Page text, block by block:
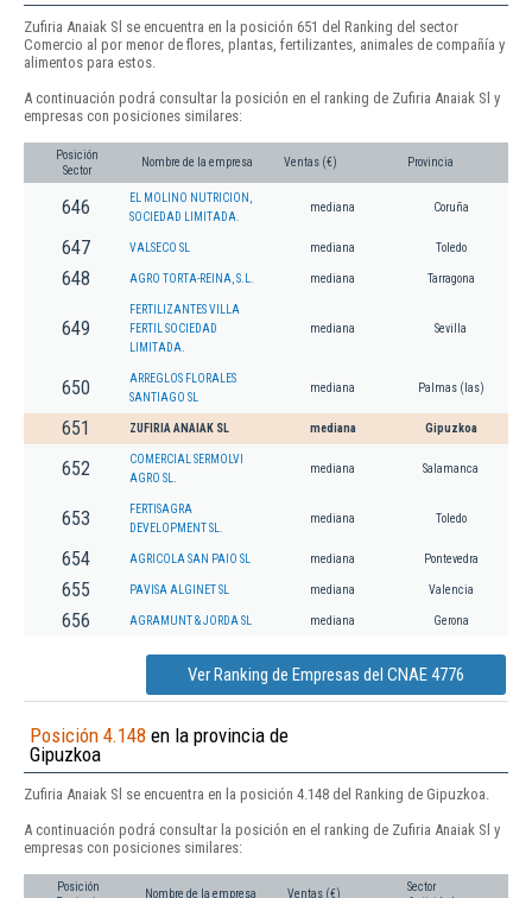
Zufiria Anaiak Sl se encuentra en la posición 651 del Ranking del sector
Comercio al por menor de flores, plantas, fertilizantes, animales de compañía y
alimentos para estos.
A continuación podrá consultar la posición en el ranking de Zufiria Anaiak Sl y
empresas con posiciones similares:
Posición
Sector
Nombre de la empresa Ventas (€) Provincia
646
EL MOLINO NUTRICION,
SOCIEDAD LIMITADA.
mediana Coruña
647 VALSECO SL mediana Toledo
648 AGRO TORTA-REINA, S.L. mediana Tarragona
649
FERTILIZANTES VILLA
FERTIL SOCIEDAD
LIMITADA.
mediana Sevilla
650
ARREGLOS FLORALES
SANTIAGO SL
mediana Palmas (las)
651 ZUFIRIA ANAIAK SL mediana Gipuzkoa
652
COMERCIAL SERMOLVI
AGRO SL.
mediana Salamanca
653
FERTISAGRA
DEVELOPMENT SL.
mediana Toledo
654 AGRICOLA SAN PAIO SL mediana Pontevedra
655 PAVISA ALGINET SL mediana Valencia
656 AGRAMUNT & JORDA SL mediana Gerona
Ver Ranking de Empresas del CNAE 4776
Posición 4.148 en la provincia de
Gipuzkoa
Zufiria Anaiak Sl se encuentra en la posición 4.148 del Ranking de Gipuzkoa.
A continuación podrá consultar la posición en el ranking de Zufiria Anaiak Sl y
empresas con posiciones similares:
Posición
Nombre de la empresa Ventas (€)
Sector